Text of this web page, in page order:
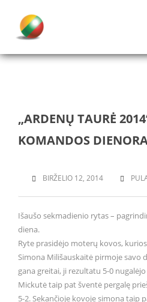
„ARDENŲ TAURĖ
KOMANDOS
BIRŽELIO 12, 2014
Išaušo sekmadienio rytas –
diena.
Ryte prasidėjo moterų kovos,
Simona Milišauskaitė pirmoje savo
gana greitai, ji rezultatu 5-0
Mickutė taip pat šventė pergalę
5-2. Sekančioje kovoje simona taip